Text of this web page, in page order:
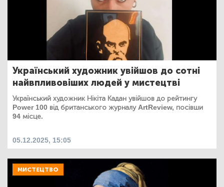
Український художник увійшов до сотні
найвпливовіших людей у мистецтві
Український художник Нікіта Кадан увійшов до рейтингу
Power 100 від британського журналу ArtReview, посівши
94 місце.
05.12.2025, 15:05
МИСТЕЦТВО